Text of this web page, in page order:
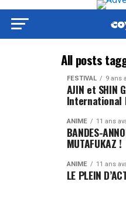
All posts
FESTIVAL 9 ans
AJIN et SHIN
International
ANIME 11 ans
BANDES-
MUTAFUKAZ !
ANIME 11 ans
LE PLEIN